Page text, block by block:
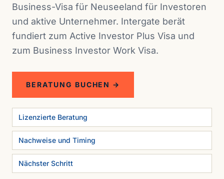
Business-Visa für Neuseeland für Investoren
und aktive Unternehmer. Intergate berät
fundiert zum Active Investor Plus Visa und
zum Business Investor Work Visa.
BERATUNG BUCHEN →
Lizenzierte Beratung
Nachweise und Timing
Nächster Schritt